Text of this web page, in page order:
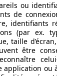
ou
de
identifiants
(par ex.
taille
être
application ou